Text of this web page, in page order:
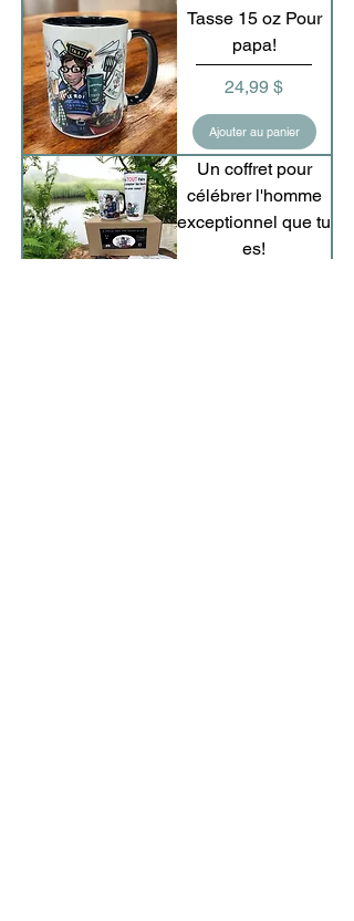
Tasse 15 oz Pour
papa!
Prix
24,99 $
Ajouter au panier
Un coffret pour
célébrer l'homme
exceptionnel que tu
es!